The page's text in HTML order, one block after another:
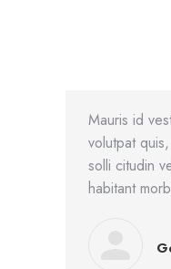
Mauris id
volutpat
solli citudin
habitant